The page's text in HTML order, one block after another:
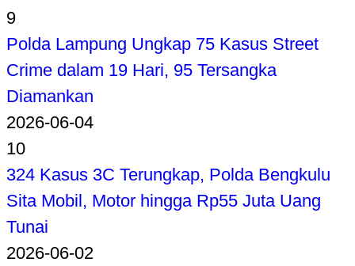
9
Polda Lampung Ungkap 75 Kasus Street
Crime dalam 19 Hari, 95 Tersangka
Diamankan
2026-06-04
10
324 Kasus 3C Terungkap, Polda Bengkulu
Sita Mobil, Motor hingga Rp55 Juta Uang
Tunai
2026-06-02